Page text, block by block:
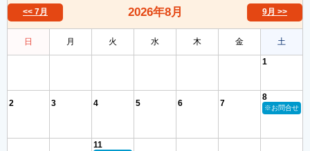
<< 7月 2026年8月 9月 >>
日 月 火 水 木 金 土
1
2 3 4 5 6 7
8
※お問合せ
11